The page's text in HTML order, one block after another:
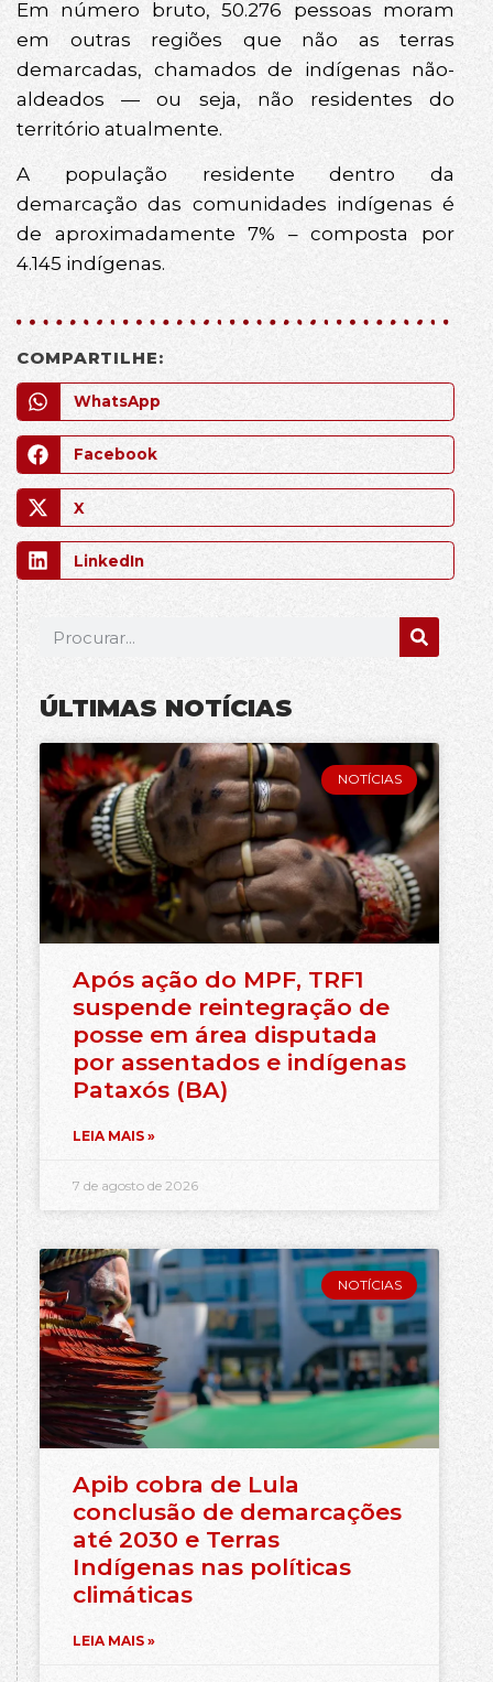
Em número bruto, 50.276 pessoas moram
em outras regiões que não as terras
demarcadas, chamados de indígenas não-
aldeados — ou seja, não residentes do
território atualmente.
A população residente dentro da
demarcação das comunidades indígenas é
de aproximadamente 7% – composta por
4.145 indígenas.
COMPARTILHE:
WhatsApp
Facebook
X
LinkedIn
ÚLTIMAS NOTÍCIAS
NOTÍCIAS
Após ação do MPF, TRF1
suspende reintegração de
posse em área disputada
por assentados e indígenas
Pataxós (BA)
LEIA MAIS »
7 de agosto de 2026
NOTÍCIAS
Apib cobra de Lula
conclusão de demarcações
até 2030 e Terras
Indígenas nas políticas
climáticas
LEIA MAIS »